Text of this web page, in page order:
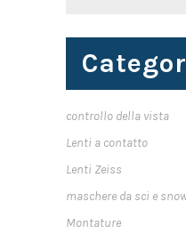
controllo della vista
Lenti a contatto
Lenti Zeiss
maschere da sci e
Montature